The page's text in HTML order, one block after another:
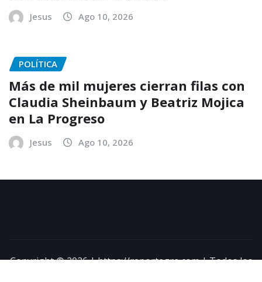
Jesus Ago 10, 2026
POLÍTICA
Más de mil mujeres cierran filas con
Claudia Sheinbaum y Beatriz Mojica
en La Progreso
Jesus Ago 10, 2026
Copyright © 2026 | https://reportegro.com | Todos los